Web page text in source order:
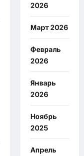
2026
Март 2026
Февраль
2026
Январь
2026
Ноябрь
2025
Апрель